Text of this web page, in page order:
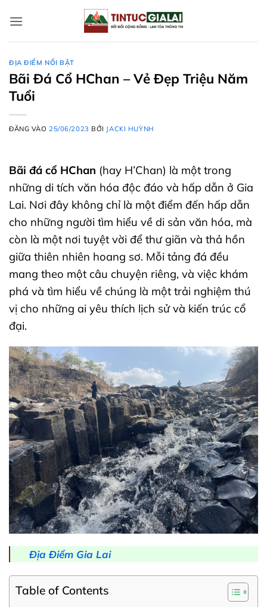
qua
ĐỊA ĐIỂM NỔI BẬT
Bãi Đá Cổ HChan – Vẻ Đẹp Triệu Năm
Tuổi
ĐĂNG VÀO25/06/2023 BỞI JACKI HUỲNH
Bãi đá cổ HChan (hay H’Chan) là một trong
những di tích văn hóa độc đáo và hấp dẫn ở Gia
Lai. Nơi đây không chỉ là một điểm đến hấp dẫn
cho những người tìm hiểu về di sản văn hóa, mà
còn là một nơi tuyệt vời để thư giãn và thả hồn
giữa thiên nhiên hoang sơ. Mỗi tảng đá đều
mang theo một câu chuyện riêng, và việc khám
phá và tìm hiểu về chúng là một trải nghiệm thú
vị cho những ai yêu thích lịch sử và kiến trúc cổ
đại.
Địa Điểm Gia Lai
Table of Contents